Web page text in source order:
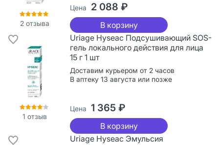
2 отзыва
Цена 2 088 ₽
В корзину
1 отзыв
Uriage Hyseac Подсушивающий SOS-
гель локального действия для лица
15 г 1 шт
Доставим курьером от 2 часов
В аптеку 13 августа или позже
Цена 1 365 ₽
В корзину
Uriage Hyseac Эмульсия